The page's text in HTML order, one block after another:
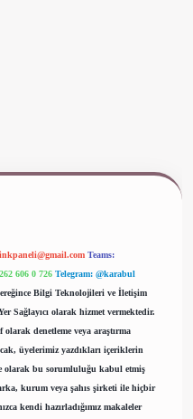
Teams:
606 0 726 Telegram: @karabul
Bilgi Teknolojileri ve İletişim
Sağlayıcı olarak hizmet vermektedir.
denetleme veya araştırma
üyelerimiz yazdıkları içeriklerin
olarak bu sorumluluğu kabul etmiş
kurum veya şahıs şirketi ile hiçbir
kendi hazırladığımız makaleler